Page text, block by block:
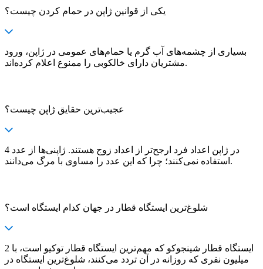
یکی از قوانین ژاپن در حمام کردن چیست؟
بسیاری از چشمه‌های آب گرم یا حمام‌های عمومی در ژاپن، ورود
مشتریان دارای خالکوبی را ممنوع اعلام کرده‌اند.
عجیب‌ترین حقایق ژاپن چیست؟
در ژاپن اعداد فرد ارجح‌تر از اعداد زوج هستند. ژاپنی‌ها از عدد 4
استفاده نمی‌کنند؛ چرا که این عدد را مساوی با مرگ می‌دانند.
شلوغ‌ترین ایستگاه قطار در جهان کدام ایستگاه است؟
ایستگاه قطار شینجوکو که مهم‌ترین ایستگاه قطار توکیو است، با 2
میلیون نفری که روزانه در آن تردد می‌کنند، شلوغ‌ترین ایستگاه در